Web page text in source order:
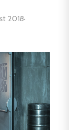
2018·